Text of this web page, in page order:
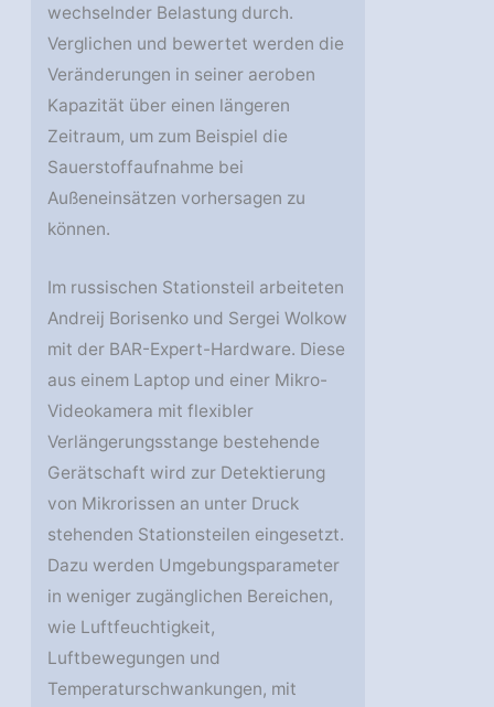
wechselnder Belastung durch.
Verglichen und bewertet werden die
Veränderungen in seiner aeroben
Kapazität über einen längeren
Zeitraum, um zum Beispiel die
Sauerstoffaufnahme bei
Außeneinsätzen vorhersagen zu
können.
Im russischen Stationsteil arbeiteten
Andreij Borisenko und Sergei Wolkow
mit der BAR-Expert-Hardware. Diese
aus einem Laptop und einer Mikro-
Videokamera mit flexibler
Verlängerungsstange bestehende
Gerätschaft wird zur Detektierung
von Mikrorissen an unter Druck
stehenden Stationsteilen eingesetzt.
Dazu werden Umgebungsparameter
in weniger zugänglichen Bereichen,
wie Luftfeuchtigkeit,
Luftbewegungen und
Temperaturschwankungen, mit